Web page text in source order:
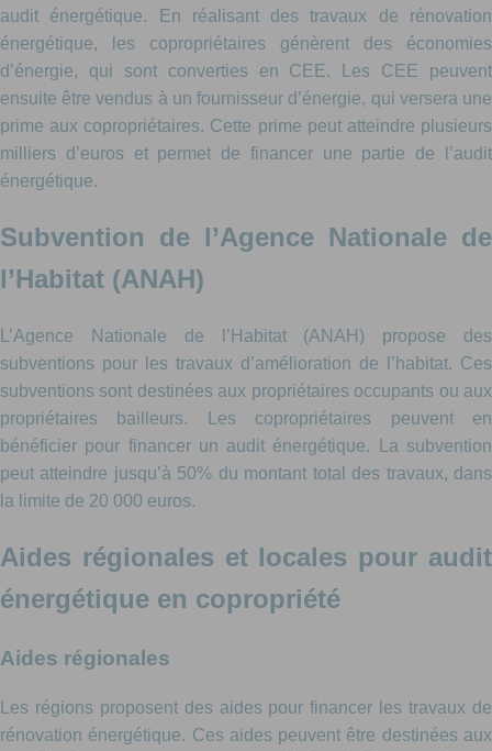
audit énergétique. En réalisant des travaux de rénovation
énergétique, les copropriétaires génèrent des économies
d’énergie, qui sont converties en CEE. Les CEE peuvent
ensuite être vendus à un fournisseur d’énergie, qui versera une
prime aux copropriétaires. Cette prime peut atteindre plusieurs
milliers d’euros et permet de financer une partie de l’audit
énergétique.
Subvention de l’Agence Nationale de
l’Habitat (ANAH)
L’Agence Nationale de l’Habitat (ANAH) propose des
subventions pour les travaux d’amélioration de l’habitat. Ces
subventions sont destinées aux propriétaires occupants ou aux
propriétaires bailleurs. Les copropriétaires peuvent en
bénéficier pour financer un audit énergétique. La subvention
peut atteindre jusqu’à 50% du montant total des travaux, dans
la limite de 20 000 euros.
Aides régionales et locales pour audit
énergétique en copropriété
Aides régionales
Les régions proposent des aides pour financer les travaux de
rénovation énergétique. Ces aides peuvent être destinées aux